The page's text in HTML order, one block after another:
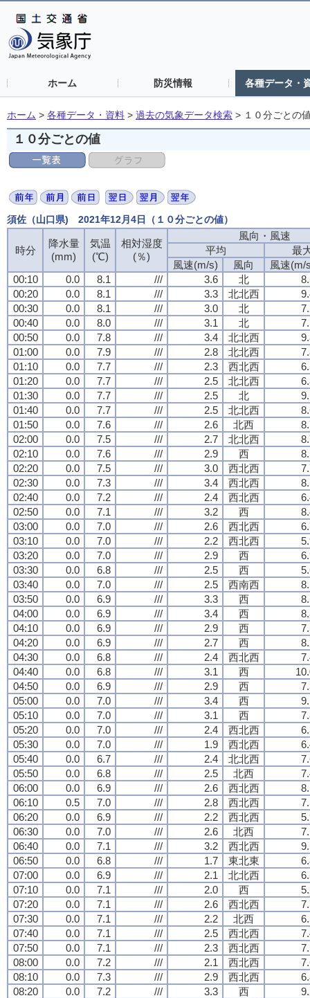
ホーム 防災情報 各種データ・
ホーム > 各種データ・資料 > 過去の気象データ検索 > １０分ごとの
１０分ごとの値
須佐（山口県) 2021年12月4日（１０分ごとの値）
時分
降水量
(mm)
気温
(℃)
相対湿度
(％)
風向・風速
平均
最
風速(m/s)
風向
風速(m/
00:10
0.0 8.1 /// 3.6 北
00:20
0.0 8.1 /// 3.3 北北西
00:30
0.0 8.1 /// 3.0 北
00:40
0.0 8.0 /// 3.1 北
00:50
0.0 7.8 /// 3.4 北北西
01:00
0.0 7.9 /// 2.8 北北西
01:10
0.0 7.7 /// 2.3 西北西
01:20
0.0 7.7 /// 2.5 北北西
01:30
0.0 7.7 /// 2.5 北
01:40
0.0 7.7 /// 2.5 北北西
01:50
0.0 7.6 /// 2.6 北西
02:00
0.0 7.5 /// 2.7 北北西
02:10
0.0 7.6 /// 2.9 西
02:20
0.0 7.5 /// 3.0 西北西
02:30
0.0 7.3 /// 3.4 西北西
02:40
0.0 7.2 /// 2.4 西北西
02:50
0.0 7.1 /// 3.2 西
03:00
0.0 7.0 /// 2.6 西北西
03:10
0.0 7.0 /// 2.2 西北西
03:20
0.0 7.0 /// 2.9 西
03:30
0.0 6.8 /// 2.5 西
03:40
0.0 7.0 /// 2.5 西南西
03:50
0.0 6.9 /// 3.3 西
04:00
0.0 6.9 /// 3.4 西
04:10
0.0 6.9 /// 2.9 西
04:20
0.0 6.9 /// 2.7 西
04:30
0.0 6.8 /// 2.4 西北西
04:40
0.0 6.8 /// 3.1 西
04:50
0.0 6.9 /// 2.9 西
05:00
0.0 7.0 /// 3.4 西
05:10
0.0 7.0 /// 3.1 西
05:20
0.0 7.0 /// 2.4 西北西
05:30
0.0 7.0 /// 1.9 西北西
05:40
0.0 6.7 /// 2.4 北北西
05:50
0.0 6.8 /// 2.5 北西
06:00
0.0 6.9 /// 2.6 西北西
06:10
0.5 7.0 /// 2.8 西北西
06:20
0.0 6.9 /// 2.2 西北西
06:30
0.0 7.0 /// 2.6 北西
06:40
0.0 7.1 /// 3.2 西北西
06:50
0.0 6.8 /// 1.7 東北東
07:00
0.0 6.9 /// 2.1 北北西
07:10
0.0 7.1 /// 2.0 西
07:20
0.0 7.1 /// 2.6 西北西
07:30
0.0 7.1 /// 2.2 北西
07:40
0.0 7.1 /// 2.5 西北西
07:50
0.0 7.1 /// 2.3 西北西
08:00
0.0 7.2 /// 2.1 西北西
08:10
0.0 7.3 /// 2.9 西北西
08:20
0.0 7.2 /// 3.3 西